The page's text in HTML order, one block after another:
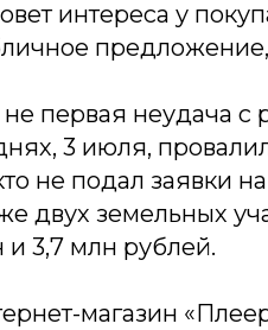
интереса у
не первая неудача
3 июля,
не подал заявки
двух земельных
и 3,7 млн рублей.
магазин